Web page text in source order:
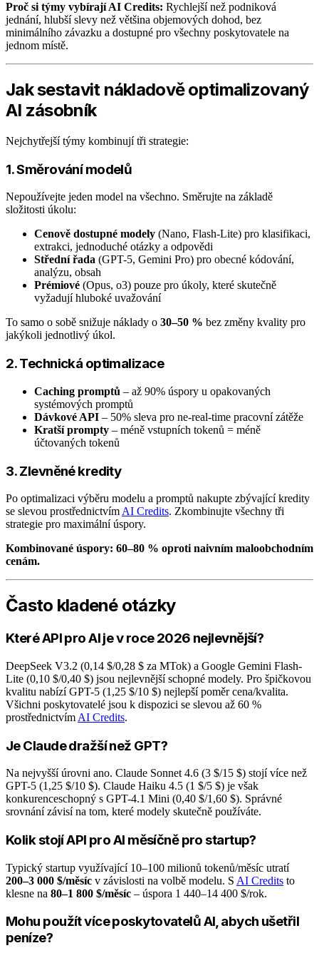
Proč si týmy vybírají AI Credits: Rychlejší než podniková
jednání, hlubší slevy než většina objemových dohod, bez
minimálního závazku a dostupné pro všechny poskytovatele na
jednom místě.
Jak sestavit nákladově optimalizovaný
AI zásobník
Nejchytřejší týmy kombinují tři strategie:
1. Směrování modelů
Nepoužívejte jeden model na všechno. Směrujte na základě
složitosti úkolu:
Cenově dostupné modely (Nano, Flash-Lite) pro klasifikaci,
extrakci, jednoduché otázky a odpovědi
Střední řada (GPT-5, Gemini Pro) pro obecné kódování,
analýzu, obsah
Prémiové (Opus, o3) pouze pro úkoly, které skutečně
vyžadují hluboké uvažování
To samo o sobě snižuje náklady o 30–50 % bez změny kvality pro
jakýkoli jednotlivý úkol.
2. Technická optimalizace
Caching promptů – až 90% úspory u opakovaných
systémových promptů
Dávkové API – 50% sleva pro ne-real-time pracovní zátěže
Kratší prompty – méně vstupních tokenů = méně
účtovaných tokenů
3. Zlevněné kredity
Po optimalizaci výběru modelu a promptů nakupte zbývající kredity
se slevou prostřednictvím AI Credits. Zkombinujte všechny tři
strategie pro maximální úspory.
Kombinované úspory: 60–80 % oproti naivním maloobchodním
cenám.
Často kladené otázky
Které API pro AI je v roce 2026 nejlevnější?
DeepSeek V3.2 (0,14 $/0,28 $ za MTok) a Google Gemini Flash-
Lite (0,10 $/0,40 $) jsou nejlevnější schopné modely. Pro špičkovou
kvalitu nabízí GPT-5 (1,25 $/10 $) nejlepší poměr cena/kvalita.
Všichni poskytovatelé jsou k dispozici se slevou až 60 %
prostřednictvím AI Credits.
Je Claude dražší než GPT?
Na nejvyšší úrovni ano. Claude Sonnet 4.6 (3 $/15 $) stojí více než
GPT-5 (1,25 $/10 $). Claude Haiku 4.5 (1 $/5 $) je však
konkurenceschopný s GPT-4.1 Mini (0,40 $/1,60 $). Správné
srovnání závisí na tom, které modely skutečně používáte.
Kolik stojí API pro AI měsíčně pro startup?
Typický startup využívající 10–100 milionů tokenů/měsíc utratí
200–3 000 $/měsíc v závislosti na volbě modelu. S AI Credits to
klesne na 80–1 800 $/měsíc – úspora 1 440–14 400 $/rok.
Mohu použít více poskytovatelů AI, abych ušetřil
peníze?